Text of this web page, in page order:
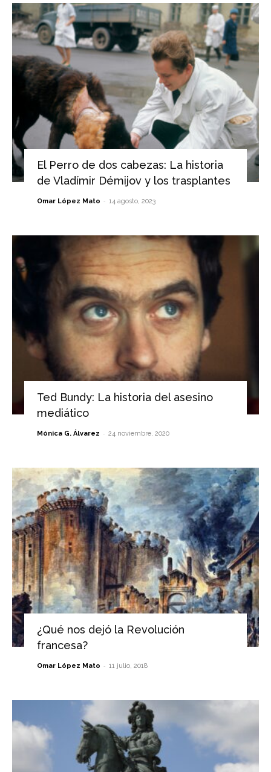
El Perro de dos cabezas: La historia
de Vladímir Démijov y los trasplantes
Omar López Mato - 14 agosto, 2023
Ted Bundy: La historia del asesino
mediático
Mónica G. Álvarez - 24 noviembre, 2020
¿Qué nos dejó la Revolución
francesa?
Omar López Mato - 11 julio, 2018